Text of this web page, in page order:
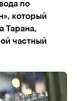
по
который
Тарана,
частный